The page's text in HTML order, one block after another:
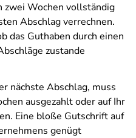
zwei Wochen vollständig
Abschlag verrechnen.
das Guthaben durch einen
zustande
nächste Abschlag, muss
ausgezahlt oder auf Ihr
Eine bloße Gutschrift auf
genügt